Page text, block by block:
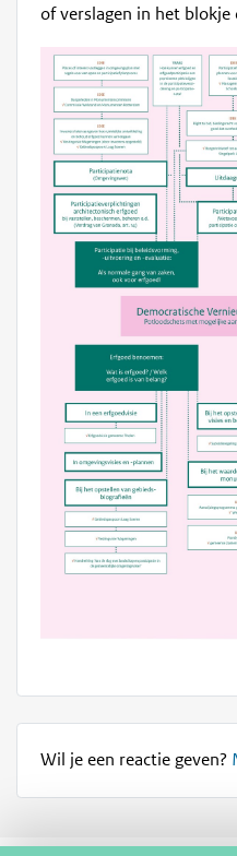
of verslagen in het blokje
Wil je een reactie geven?